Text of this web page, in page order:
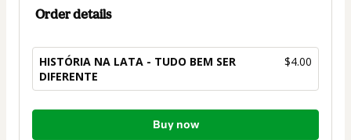
Order details
HISTÓRIA NA LATA - TUDO BEM SER
DIFERENTE
$4.00
Total
Buy now